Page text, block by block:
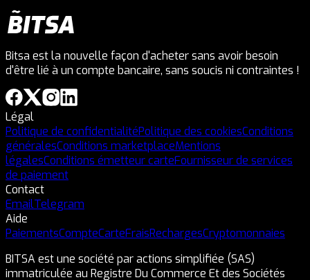
Bitsa est la nouvelle façon d'acheter sans avoir besoin
d'être lié à un compte bancaire, sans soucis ni contraintes !
Légal
Politique de confidentialitéPolitique des cookiesConditions
généralesConditions marketplaceMentions
légalesConditions émetteur carteFournisseur de services
de paiement
Contact
EmailTelegram
Aide
PaiementsCompteCarteFraisRechargesCryptomonnaies
BITSA est une société par actions simplifiée (SAS)
immatriculée au Registre Du Commerce Et des Sociétés